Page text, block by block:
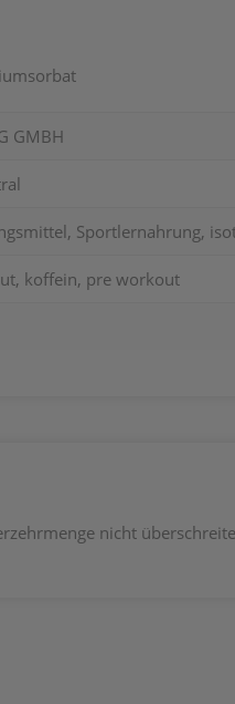
GMBH
Sportlernahrung,
koffein, pre workout
nicht